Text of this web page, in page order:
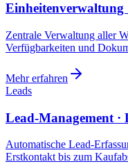
Einheitenverwaltung
Zentrale Verwaltung aller
Verfügbarkeiten und
Mehr erfahren
Leads
Lead-Management ·
Automatische Lead-
Erstkontakt bis zum